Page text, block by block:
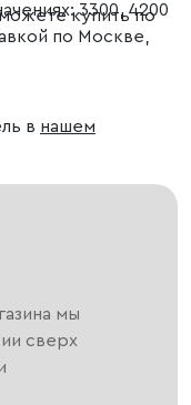
3300, 4200
купить по
по Москве,
в нашем
мы
сверх